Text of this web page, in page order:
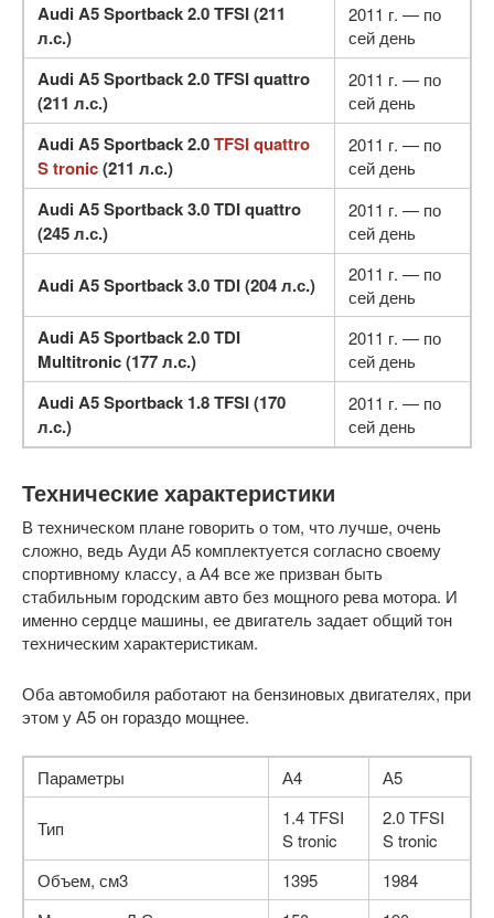
Audi A5 Sportback 2.0 TFSI (211
л.с.)
2011 г. — по
сей день
Audi A5 Sportback 2.0 TFSI quattro
(211 л.с.)
2011 г. — по
сей день
Audi A5 Sportback 2.0TFSI quattro
S tronic(211 л.с.)
2011 г. — по
сей день
Audi A5 Sportback 3.0 TDI quattro
(245 л.с.)
2011 г. — по
сей день
Audi A5 Sportback 3.0 TDI (204 л.с.)
2011 г. — по
сей день
Audi A5 Sportback 2.0 TDI
Multitronic (177 л.с.)
2011 г. — по
сей день
Audi A5 Sportback 1.8 TFSI (170
л.с.)
2011 г. — по
сей день
Технические характеристики
В техническом плане говорить о том, что лучше, очень
сложно, ведь Ауди А5 комплектуется согласно своему
спортивному классу, а А4 все же призван быть
стабильным городским авто без мощного рева мотора. И
именно сердце машины, ее двигатель задает общий тон
техническим характеристикам.
Оба автомобиля работают на бензиновых двигателях, при
этом у А5 он гораздо мощнее.
Параметры А4 А5
Тип
1.4 TFSI
S tronic
2.0 TFSI
S tronic
Объем, см3
1395
1984